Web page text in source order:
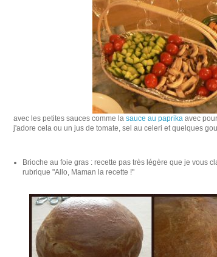
avec les petites sauces comme la sauce au paprika avec
j'adore cela ou un jus de tomate, sel au celeri et quelques
Brioche au foie gras : recette pas très légère que je vous
rubrique "Allo, Maman la recette !"